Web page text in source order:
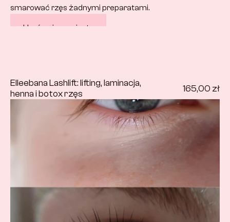
smarować rzęs żadnymi preparatami.
Umów się na wizytę
Elleebana Lashlift: lifting, laminacja,
henna i botox rzęs
165,00 zł